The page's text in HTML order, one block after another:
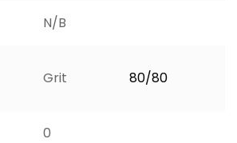
N/B
Grit 80/80
0